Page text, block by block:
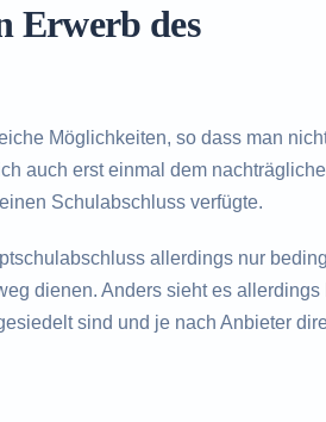
Erwerb des
Möglichkeiten, so dass man
auch erst einmal dem
Schulabschluss verfügte.
allerdings nur
dienen. Anders sieht es allerdings
sind und je nach Anbieter